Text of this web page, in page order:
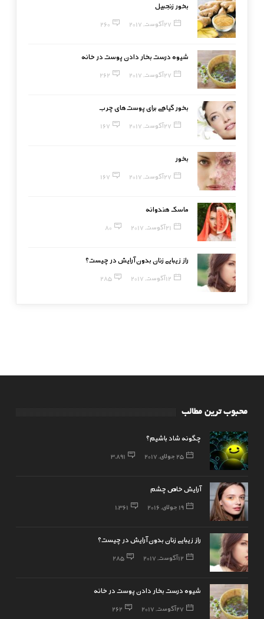
بخور زنجبیل
27 آگوست, 2017 260
شیوه درست بخار دادن پوست در خانه
27 آگوست, 2017 262
بخور گیاهی برای پوست‌های چرب
27 آگوست, 2017 167
بخور
27 آگوست, 2017 167
ماسک هندوانه
21 آگوست, 2017 80
راز زیبایی زنان بدون آرایش در چیست؟
12 آگوست, 2017 285
محبوب ترین مطالب
چگونه شاد باشیم؟
25 جولای, 2017 3,891
آرایش خاص چشم
19 جولای, 2016 1,361
راز زیبایی زنان بدون آرایش در چیست؟
12 آگوست, 2017 285
شیوه درست بخار دادن پوست در خانه
27 آگوست, 2017 262